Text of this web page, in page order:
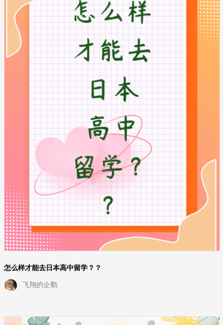
怎么样才能去日本高中留学？？
飞翔的企鹅